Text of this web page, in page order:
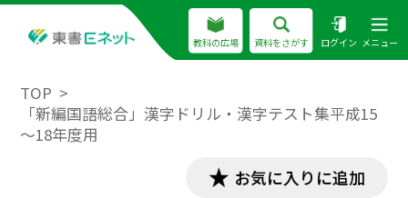
教科の広場 資料をさがす ログイン メニュー
TOP
「新編国語総合」漢字ドリル・漢字テスト集平成15
～18年度用
お気に入りに追加